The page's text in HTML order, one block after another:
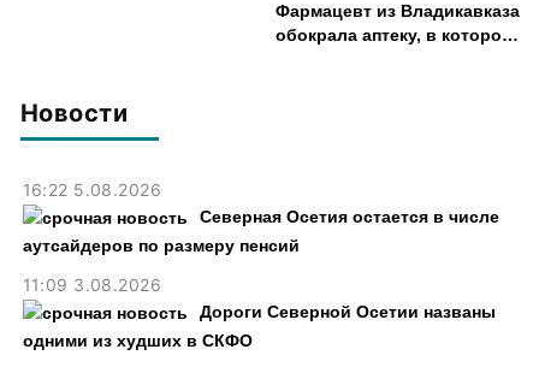
Новости
16:22 5.08.2026
Северная Осетия остается в числе
аутсайдеров по размеру пенсий
11:09 3.08.2026
Дороги Северной Осетии названы
одними из худших в СКФО
Фармацевт из Владикавказа
обокрала аптеку, в которой